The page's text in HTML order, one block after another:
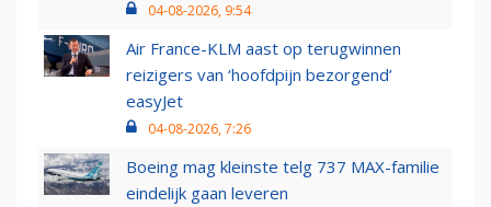
04-08-2026, 9:54
Air France-KLM aast op terugwinnen
reizigers van ‘hoofdpijn bezorgend’
easyJet
04-08-2026, 7:26
Boeing mag kleinste telg 737 MAX-familie
eindelijk gaan leveren